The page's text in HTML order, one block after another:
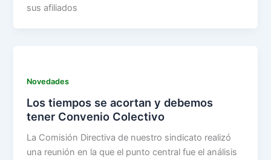
sus afiliados
Novedades
Los tiempos se acortan y debemos
tener Convenio Colectivo
La Comisión Directiva de nuestro sindicato realizó
una reunión en la que el punto central fue el análisis